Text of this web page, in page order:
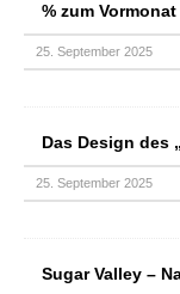
% zum
25. September 2025
Das Design des
25. September 2025
Sugar Valley –